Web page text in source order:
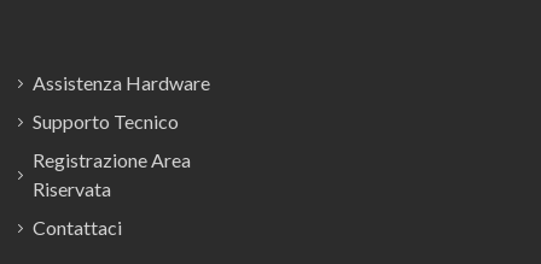
Assistenza Hardware
Supporto Tecnico
Registrazione Area
Riservata
Contattaci